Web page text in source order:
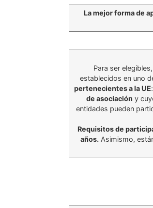
La mejor forma de
Para ser
establecidos en uno
pertenecientes a la UE
de asociación y
entidades pueden
Requisitos de
años.Asimismo,